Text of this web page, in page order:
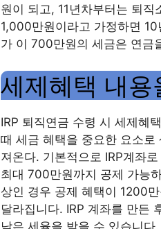
원이 되고, 11년차부터는 퇴
1,000만원이라고 가정하면
가 이 700만원의 세금은 연금
세제혜택 내용
IRP 퇴직연금 수령 시 세제혜
때 세금 혜택을 중요한 요소
져온다. 기본적으로 IRP계좌
최대 700만원까지 공제 가능
상인 경우 공제 혜택이 1200
달라집니다. IRP 계좌를 만든
낮은 세율을 받을 수 있습니